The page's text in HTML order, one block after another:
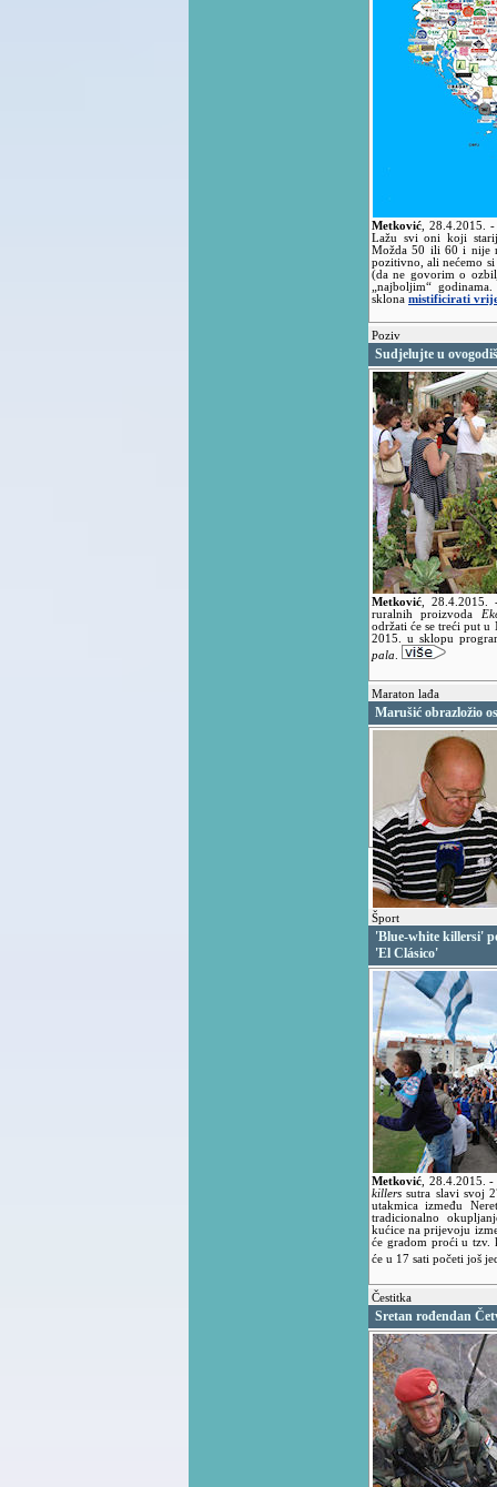
Metković 28.4.2015. -
Lažu svi oni koji
Možda 50 ili 60 i nije
pozitivno, ali nećemo
(da ne govorim o
„najboljim“
sklona mistificirati
Poziv
Sudjelujte u
Metković ,28.4.2015.
ruralnih proizvoda
održati će se treći put
2015. u sklopu
pala
Maraton lađa
Marušić obrazložio
Šport
'Blue-white killersi'
'El Clásico'
Metković 28.4.2015.-
killers sutra slavi svoj
utakmica između
tradicionalno
kućice na prijevoju
će gradom proći u tzv.
će u 17 sati početi još
Čestitka
Sretan rođendan